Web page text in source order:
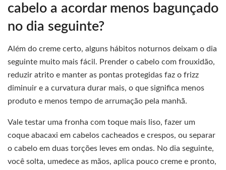
cabelo a acordar menos bagunçado
no dia seguinte?
Além do creme certo, alguns hábitos noturnos deixam o dia
seguinte muito mais fácil. Prender o cabelo com frouxidão,
reduzir atrito e manter as pontas protegidas faz o frizz
diminuir e a curvatura durar mais, o que significa menos
produto e menos tempo de arrumação pela manhã.
Vale testar uma fronha com toque mais liso, fazer um
coque abacaxi em cabelos cacheados e crespos, ou separar
o cabelo em duas torções leves em ondas. No dia seguinte,
você solta, umedece as mãos, aplica pouco creme e pronto,